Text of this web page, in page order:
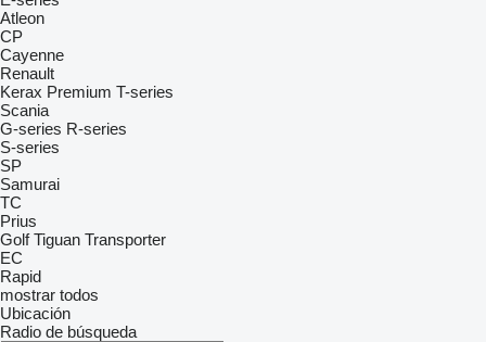
Atleon
CP
Cayenne
Renault
Kerax Premium T-series
Scania
G-series R-series
S-series
SP
Samurai
TC
Prius
Golf Tiguan Transporter
EC
Rapid
mostrar todos
Ubicación
Radio de búsqueda